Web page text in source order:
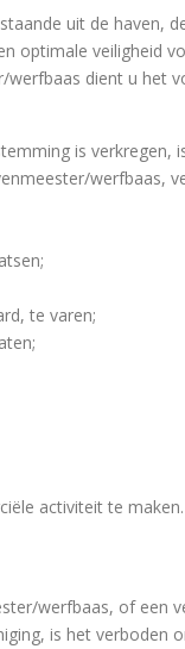
uit de haven,
optimale veiligheid
dient u het
is verkregen,
werfbaas,
te varen;
activiteit te
werfbaas, of een
is het verboden